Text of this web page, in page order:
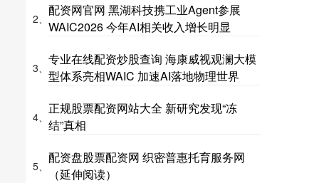
2、
配资网官网 黑湖科技携工业Agent参展
WAIC2026 今年AI相关收入增长明显
3、
专业在线配资炒股查询 海康威视观澜大模
型体系亮相WAIC 加速AI落地物理世界
4、
正规股票配资网站大全 新研究发现“冻
结”真相
5、
配资盘股票配资网 织密普惠托育服务网
（延伸阅读）